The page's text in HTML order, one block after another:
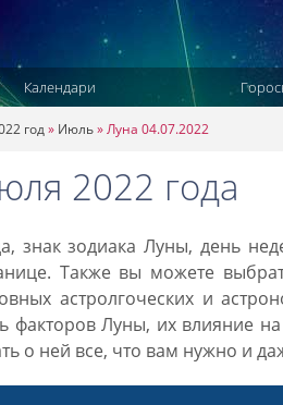
Календари
год» Июль»Луна 04.07.2022
2022 года
знак зодиака Луны, день
Также вы можете
астролгоческих и
факторов Луны, их влияние
о ней все, что вам нужно и